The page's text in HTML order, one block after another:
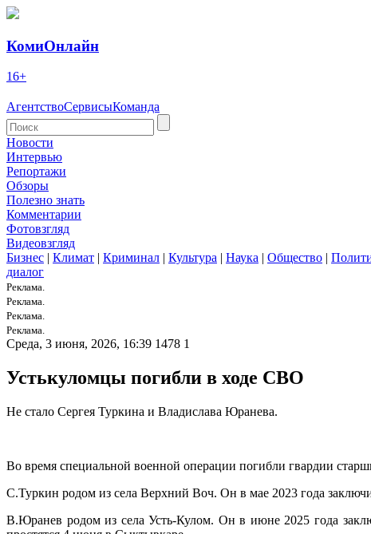
КомиОнлайн
16+
АгентствоСервисыКоманда
Новости
Интервью
Репортажи
Обзоры
Полезно знать
Комментарии
Фотовзгляд
Видеовзгляд
Бизнес | Климат | Криминал | Культура | Наука | Общество |
диалог
Реклама.
Реклама.
Реклама.
Реклама.
Среда, 3 июня, 2026, 16:39 1478 1
Устькуломцы погибли в ходе СВО
Не стало Сергея Туркина и Владислава Юранева.
Во время специальной военной операции погибли гвардии
С.Туркин родом из села Верхний Воч. Он в мае 2023 года
В.Юранев родом из села Усть‑Кулом. Он в июне 2025 года